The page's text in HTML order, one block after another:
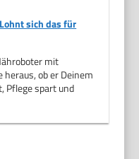
sich das für
mit
ob er Deinem
Pflege spart und